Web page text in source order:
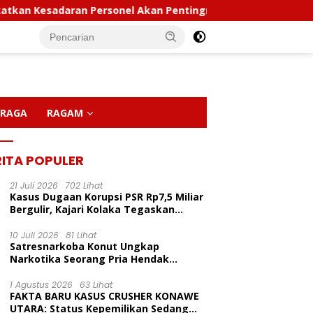
Personel Akan Pentingnya Hidup Sehat
RAGAM
Pelita Ceria Di
Harapan Bunda Molore
Sertijab Sejumlah Pejabat
Utama Dan Kapolres Jajaran
POPULER
21 Juli 2026 702 Lihat
Kasus Dugaan Korupsi PSR Rp7,5 Miliar
Bergulir, Kajari Kolaka Tegaskan
10 Juli 2026 81 Lihat
Satresnarkoba Konut Ungkap
Narkotika Seorang Pria Hendak
Kecamatan Wawolesea
1 Agustus 2026 63 Lihat
FAKTA BARU KASUS CRUSHER KONAWE
UTARA: Status Kepemilikan Sedang